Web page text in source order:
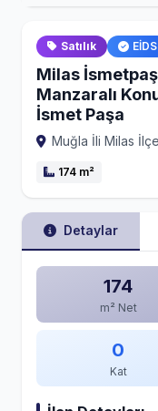
Satılık EİDS
Milas
Manzaralı
İsmet Paşa
Muğla İli Milas
174 m²
Detaylar
174
m² Net
0
Kat